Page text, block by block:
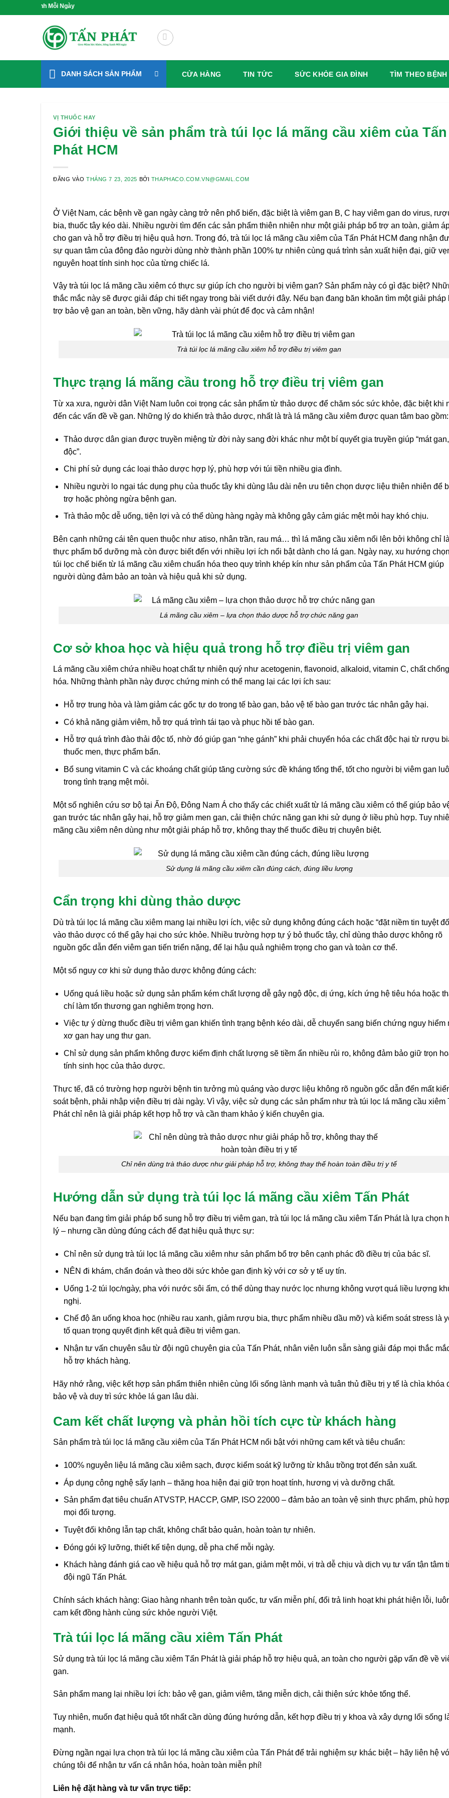
Mỗi Ngày
DANH SÁCH SẢN PHẨM CỬA HÀNG TIN TỨC SỨC KHỎE GIA ĐÌNH TÌM THEO BỆNH
VỊ THUỐC HAY
Giới thiệu về sản phẩm trà túi lọc lá mãng cầu xiêm của Tấn
Phát HCM
ĐĂNG VÀOTHÁNG 7 23, 2025 BỞI THAPHACO.COM.VN@GMAIL.COM
Ở Việt Nam, các bệnh về gan ngày càng trở nên phổ biến, đặc biệt là viêm gan B, C hay viêm gan do virus,
bia, thuốc tây kéo dài. Nhiều người tìm đến các sản phẩm thiên nhiên như một giải pháp bổ trợ an toàn, giảm
cho gan và hỗ trợ điều trị hiệu quả hơn. Trong đó, trà túi lọc lá mãng cầu xiêm của Tấn Phát HCM đang nhận
sự quan tâm của đông đảo người dùng nhờ thành phần 100% tự nhiên cùng quá trình sản xuất hiện đại, giữ
nguyên hoạt tính sinh học của từng chiếc lá.
Vậy trà túi lọc lá mãng cầu xiêm có thực sự giúp ích cho người bị viêm gan? Sản phẩm này có gì đặc biệt?
thắc mắc này sẽ được giải đáp chi tiết ngay trong bài viết dưới đây. Nếu bạn đang băn khoăn tìm một giải pháp
trợ bảo vệ gan an toàn, bền vững, hãy dành vài phút để đọc và cảm nhận!
Trà túi lọc lá mãng cầu xiêm hỗ trợ điều trị viêm gan
Thực trạng lá mãng cầu trong hỗ trợ điều trị viêm gan
Từ xa xưa, người dân Việt Nam luôn coi trọng các sản phẩm từ thảo dược để chăm sóc sức khỏe, đặc biệt khi
đến các vấn đề về gan. Những lý do khiến trà thảo dược, nhất là trà lá mãng cầu xiêm được quan tâm bao gồm:
Thảo dược dân gian được truyền miệng từ đời này sang đời khác như một bí quyết gia truyền giúp “mát
độc”.
Chi phí sử dụng các loại thảo dược hợp lý, phù hợp với túi tiền nhiều gia đình.
Nhiều người lo ngại tác dụng phụ của thuốc tây khi dùng lâu dài nên ưu tiên chọn dược liệu thiên nhiên để
trợ hoặc phòng ngừa bệnh gan.
Trà thảo mộc dễ uống, tiện lợi và có thể dùng hàng ngày mà không gây cảm giác mệt mỏi hay khó chịu.
Bên cạnh những cái tên quen thuộc như atiso, nhân trần, rau má… thì lá mãng cầu xiêm nổi lên bởi không chỉ là
thực phẩm bổ dưỡng mà còn được biết đến với nhiều lợi ích nổi bật dành cho lá gan. Ngày nay, xu hướng
túi lọc chế biến từ lá mãng cầu xiêm chuẩn hóa theo quy trình khép kín như sản phẩm của Tấn Phát HCM giúp
người dùng đảm bảo an toàn và hiệu quả khi sử dụng.
Lá mãng cầu xiêm – lựa chọn thảo dược hỗ trợ chức năng gan
Cơ sở khoa học và hiệu quả trong hỗ trợ điều trị viêm gan
Lá mãng cầu xiêm chứa nhiều hoạt chất tự nhiên quý như acetogenin, flavonoid, alkaloid, vitamin C, chất
hóa. Những thành phần này được chứng minh có thể mang lại các lợi ích sau:
Hỗ trợ trung hòa và làm giảm các gốc tự do trong tế bào gan, bảo vệ tế bào gan trước tác nhân gây hại.
Có khả năng giảm viêm, hỗ trợ quá trình tái tạo và phục hồi tế bào gan.
Hỗ trợ quá trình đào thải độc tố, nhờ đó giúp gan “nhẹ gánh” khi phải chuyển hóa các chất độc hại từ rượu
thuốc men, thực phẩm bẩn.
Bổ sung vitamin C và các khoáng chất giúp tăng cường sức đề kháng tổng thể, tốt cho người bị viêm gan
trong tình trạng mệt mỏi.
Một số nghiên cứu sơ bộ tại Ấn Độ, Đông Nam Á cho thấy các chiết xuất từ lá mãng cầu xiêm có thể giúp bảo
gan trước tác nhân gây hại, hỗ trợ giảm men gan, cải thiện chức năng gan khi sử dụng ở liều phù hợp. Tuy
mãng cầu xiêm nên dùng như một giải pháp hỗ trợ, không thay thế thuốc điều trị chuyên biệt.
Sử dụng lá mãng cầu xiêm cần đúng cách, đúng liều lượng
Cẩn trọng khi dùng thảo dược
Dù trà túi lọc lá mãng cầu xiêm mang lại nhiều lợi ích, việc sử dụng không đúng cách hoặc “đặt niềm tin tuyệt
vào thảo dược có thể gây hại cho sức khỏe. Nhiều trường hợp tự ý bỏ thuốc tây, chỉ dùng thảo dược không rõ
nguồn gốc dẫn đến viêm gan tiến triển nặng, để lại hậu quả nghiêm trọng cho gan và toàn cơ thể.
Một số nguy cơ khi sử dụng thảo dược không đúng cách:
Uống quá liều hoặc sử dụng sản phẩm kém chất lượng dễ gây ngộ độc, dị ứng, kích ứng hệ tiêu hóa hoặc
chí làm tổn thương gan nghiêm trọng hơn.
Việc tự ý dừng thuốc điều trị viêm gan khiến tình trạng bệnh kéo dài, dễ chuyển sang biến chứng nguy hiểm
xơ gan hay ung thư gan.
Chỉ sử dụng sản phẩm không được kiểm định chất lượng sẽ tiềm ẩn nhiều rủi ro, không đảm bảo giữ trọn
tính sinh học của thảo dược.
Thực tế, đã có trường hợp người bệnh tin tưởng mù quáng vào dược liệu không rõ nguồn gốc dẫn đến mất
soát bệnh, phải nhập viện điều trị dài ngày. Vì vậy, việc sử dụng các sản phẩm như trà túi lọc lá mãng cầu xiêm
Phát chỉ nên là giải pháp kết hợp hỗ trợ và cần tham khảo ý kiến chuyên gia.
Chỉ nên dùng trà thảo dược như giải pháp hỗ trợ, không thay thế hoàn toàn điều trị y tế
Hướng dẫn sử dụng trà túi lọc lá mãng cầu xiêm Tấn Phát
Nếu bạn đang tìm giải pháp bổ sung hỗ trợ điều trị viêm gan, trà túi lọc lá mãng cầu xiêm Tấn Phát là lựa chọn
lý – nhưng cần dùng đúng cách để đạt hiệu quả thực sự:
Chỉ nên sử dụng trà túi lọc lá mãng cầu xiêm như sản phẩm bổ trợ bên cạnh phác đồ điều trị của bác sĩ.
NÊN đi khám, chẩn đoán và theo dõi sức khỏe gan định kỳ với cơ sở y tế uy tín.
Uống 1-2 túi lọc/ngày, pha với nước sôi ấm, có thể dùng thay nước lọc nhưng không vượt quá liều lượng
nghị.
Chế độ ăn uống khoa học (nhiều rau xanh, giảm rượu bia, thực phẩm nhiều dầu mỡ) và kiểm soát stress là
tố quan trọng quyết định kết quả điều trị viêm gan.
Nhận tư vấn chuyên sâu từ đội ngũ chuyên gia của Tấn Phát, nhân viên luôn sẵn sàng giải đáp mọi thắc
hỗ trợ khách hàng.
Hãy nhớ rằng, việc kết hợp sản phẩm thiên nhiên cùng lối sống lành mạnh và tuân thủ điều trị y tế là chìa khóa
bảo vệ và duy trì sức khỏe lá gan lâu dài.
Cam kết chất lượng và phản hồi tích cực từ khách hàng
Sản phẩm trà túi lọc lá mãng cầu xiêm của Tấn Phát HCM nổi bật với những cam kết và tiêu chuẩn:
100% nguyên liệu lá mãng cầu xiêm sạch, được kiểm soát kỹ lưỡng từ khâu trồng trọt đến sản xuất.
Áp dụng công nghệ sấy lạnh – thăng hoa hiện đại giữ trọn hoạt tính, hương vị và dưỡng chất.
Sản phẩm đạt tiêu chuẩn ATVSTP, HACCP, GMP, ISO 22000 – đảm bảo an toàn vệ sinh thực phẩm, phù
mọi đối tượng.
Tuyệt đối không lẫn tạp chất, không chất bảo quản, hoàn toàn tự nhiên.
Đóng gói kỹ lưỡng, thiết kế tiện dụng, dễ pha chế mỗi ngày.
Khách hàng đánh giá cao về hiệu quả hỗ trợ mát gan, giảm mệt mỏi, vị trà dễ chịu và dịch vụ tư vấn tận tâm
đội ngũ Tấn Phát.
Chính sách khách hàng: Giao hàng nhanh trên toàn quốc, tư vấn miễn phí, đổi trả linh hoạt khi phát hiện lỗi,
cam kết đồng hành cùng sức khỏe người Việt.
Trà túi lọc lá mãng cầu xiêm Tấn Phát
Sử dụng trà túi lọc lá mãng cầu xiêm Tấn Phát là giải pháp hỗ trợ hiệu quả, an toàn cho người gặp vấn đề về
gan.
Sản phẩm mang lại nhiều lợi ích: bảo vệ gan, giảm viêm, tăng miễn dịch, cải thiện sức khỏe tổng thể.
Tuy nhiên, muốn đạt hiệu quả tốt nhất cần dùng đúng hướng dẫn, kết hợp điều trị y khoa và xây dựng lối sống
mạnh.
Đừng ngần ngại lựa chọn trà túi lọc lá mãng cầu xiêm của Tấn Phát để trải nghiệm sự khác biệt – hãy liên hệ
chúng tôi để nhận tư vấn cá nhân hóa, hoàn toàn miễn phí!
Liên hệ đặt hàng và tư vấn trực tiếp: